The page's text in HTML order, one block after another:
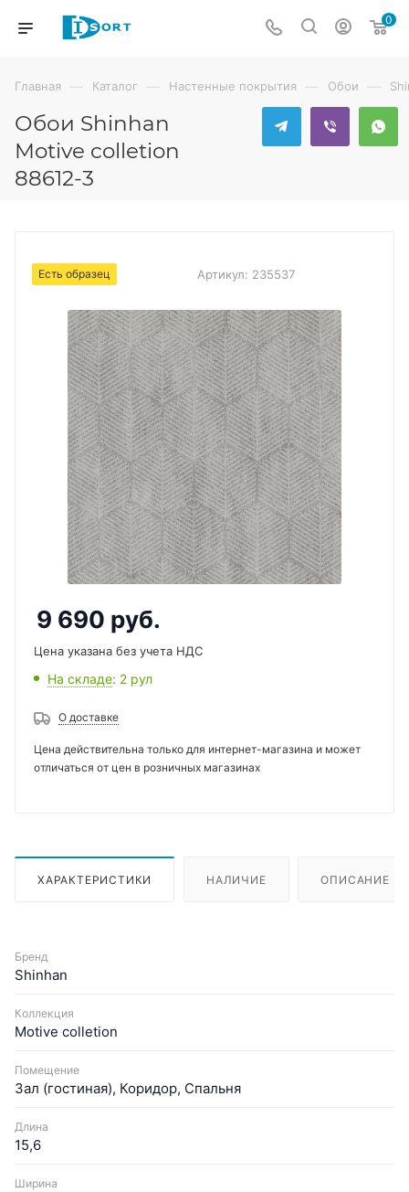
0
Главная — Каталог — Настенные покрытия — Обои —
Обои Shinhan
Motive colletion
88612-3
Есть образец Артикул: 235537
9 690 руб.
Цена указана без учета НДС
На складе: 2 рул
О доставке
Цена действительна только для интернет-магазина и может
отличаться от цен в розничных магазинах
ХАРАКТЕРИСТИКИ НАЛИЧИЕ ОПИСАНИЕ
Бренд
Shinhan
Коллекция
Motive colletion
Помещение
Зал (гостиная), Коридор, Спальня
Длина
15,6
Ширина